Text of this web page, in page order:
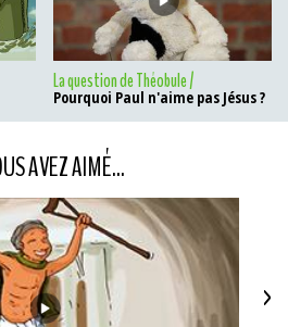
La question de Théobule /
Pourquoi Paul n'aime pas Jésus ?
AVEZ AIMÉ...
>